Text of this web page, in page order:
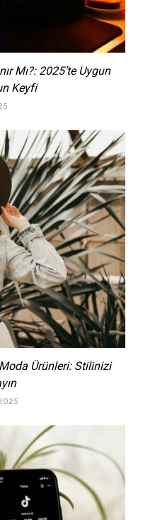
Mı?: 2025’te Uygun
Keyfi
Ürünleri: Stilinizi